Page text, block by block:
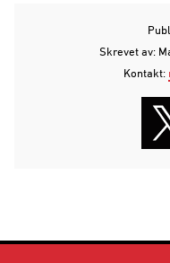
Skrevet av:
Kontakt: